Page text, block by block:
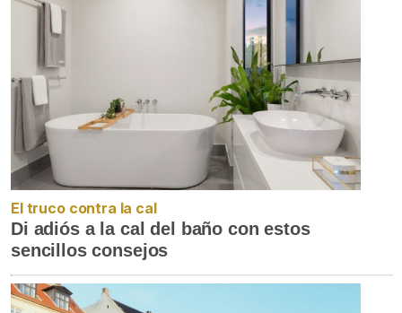
El truco contra la cal
Di adiós a la cal del baño con estos
sencillos consejos